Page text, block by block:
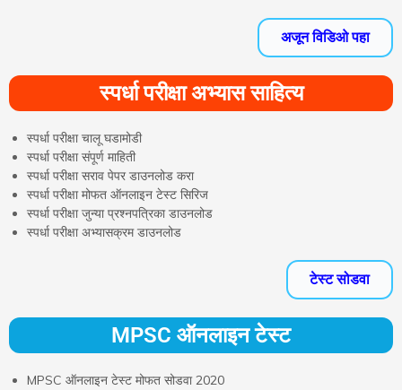
अजून विडिओ पहा
स्पर्धा परीक्षा अभ्यास साहित्य
स्पर्धा परीक्षा चालू घडामोडी
स्पर्धा परीक्षा संपूर्ण माहिती
स्पर्धा परीक्षा सराव पेपर डाउनलोड करा
स्पर्धा परीक्षा मोफत ऑनलाइन टेस्ट सिरिज
स्पर्धा परीक्षा जुन्या प्रश्नपत्रिका डाउनलोड
स्पर्धा परीक्षा अभ्यासक्रम डाउनलोड
टेस्ट सोडवा
MPSC ऑनलाइन टेस्ट
MPSC ऑनलाइन टेस्ट मोफत सोडवा 2020